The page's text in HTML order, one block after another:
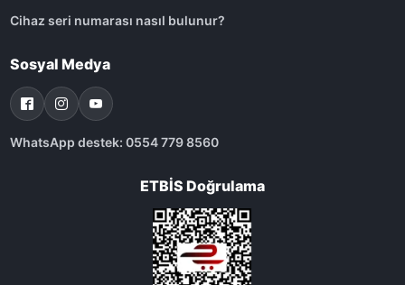
Cihaz seri numarası nasıl bulunur?
Sosyal Medya
WhatsApp destek: 0554 779 8560
ETBİS Doğrulama